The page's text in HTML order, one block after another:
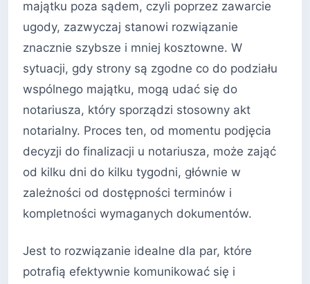
majątku poza sądem, czyli poprzez zawarcie
ugody, zazwyczaj stanowi rozwiązanie
znacznie szybsze i mniej kosztowne. W
sytuacji, gdy strony są zgodne co do podziału
wspólnego majątku, mogą udać się do
notariusza, który sporządzi stosowny akt
notarialny. Proces ten, od momentu podjęcia
decyzji do finalizacji u notariusza, może zająć
od kilku dni do kilku tygodni, głównie w
zależności od dostępności terminów i
kompletności wymaganych dokumentów.
Jest to rozwiązanie idealne dla par, które
potrafią efektywnie komunikować się i